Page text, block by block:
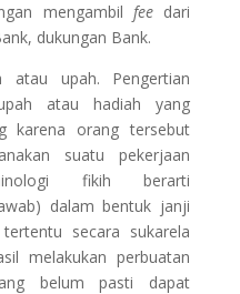
mengambil fee dari
dukungan Bank.
atau upah. Pengertian
atau hadiah yang
karena orang tersebut
suatu pekerjaan
fikih berarti
dalam bentuk janji
secara sukarela
melakukan perbuatan
belum pasti dapat